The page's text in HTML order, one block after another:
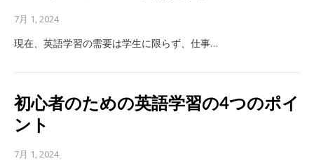
7月 1, 2024
現在、英語学習の需要は学生に限らず、仕事…
初心者のための英語学習の4つのポイ
ント
7月 1, 2024